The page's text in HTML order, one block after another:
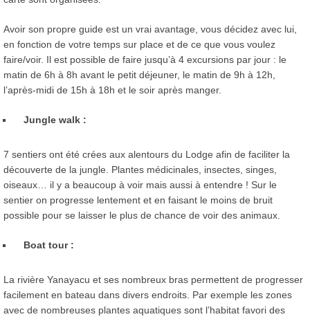
Avoir son propre guide est un vrai avantage, vous décidez avec lui,
en fonction de votre temps sur place et de ce que vous voulez
faire/voir. Il est possible de faire jusqu’à 4 excursions par jour : le
matin de 6h à 8h avant le petit déjeuner, le matin de 9h à 12h,
l’après-midi de 15h à 18h et le soir après manger.
Jungle walk :
7 sentiers ont été crées aux alentours du Lodge afin de faciliter la
découverte de la jungle. Plantes médicinales, insectes, singes,
oiseaux… il y a beaucoup à voir mais aussi à entendre ! Sur le
sentier on progresse lentement et en faisant le moins de bruit
possible pour se laisser le plus de chance de voir des animaux.
Boat tour :
La rivière Yanayacu et ses nombreux bras permettent de progresser
facilement en bateau dans divers endroits. Par exemple les zones
avec de nombreuses plantes aquatiques sont l’habitat favori des